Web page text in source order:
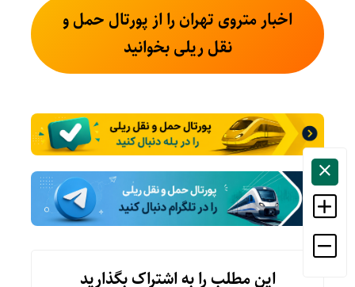
اخبار متروی تهران را از پورتال حمل و
نقل ریلی بخوانید
این مطلب را به اشتراک بگذارید